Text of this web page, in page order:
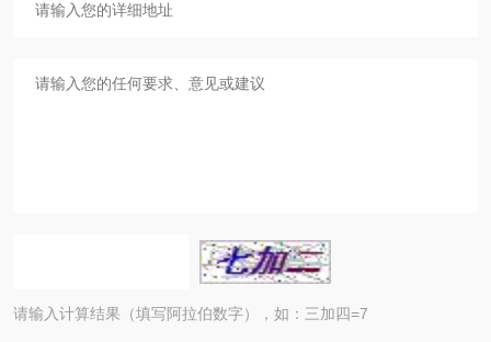
请输入计算结果（填写阿拉伯数字），如：三加四=7